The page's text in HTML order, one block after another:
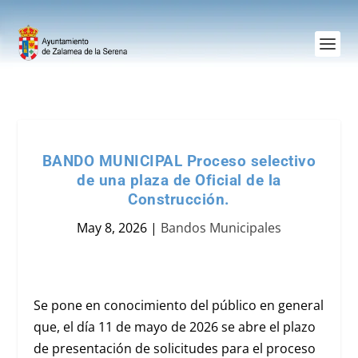
BANDO MUNICIPAL Proceso selectivo
de una plaza de Oficial de la
Construcción.
May 8, 2026 | Bandos Municipales
Se pone en conocimiento del público en general
que, el día 11 de mayo de 2026 se abre el plazo
de presentación de solicitudes para el proceso